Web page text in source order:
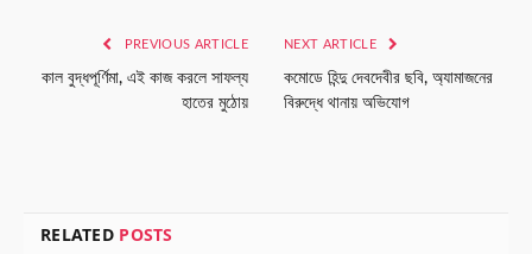
PREVIOUS ARTICLE
কাল বুদ্ধপূর্ণিমা, এই কাজ করলে সাফল্য
হাতের মুঠোয়
NEXT ARTICLE
কমোডে হিন্দু দেবদেবীর ছবি, অ্যামাজনের
বিরুদ্ধে থানায় অভিযোগ
RELATED POSTS